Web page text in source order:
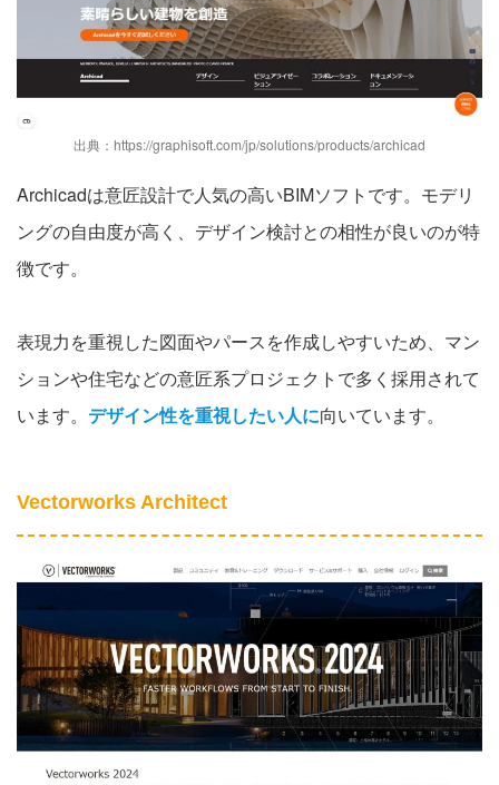
出典： https://graphisoft.com/jp/solutions/products/archicad
Archicadは意匠設計で人気の高いBIMソフトです。モデリ
ングの自由度が高く、デザイン検討との相性が良いのが特
徴です。
表現力を重視した図面やパースを作成しやすいため、マン
ションや住宅などの意匠系プロジェクトで多く採用されて
います。 デザイン性を重視したい人に向いています。
Vectorworks Architect